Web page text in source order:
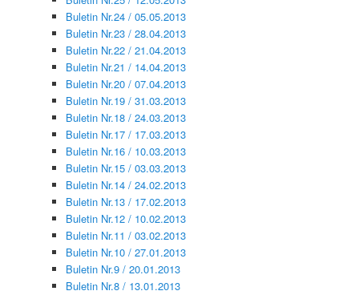
Buletin Nr.24 / 05.05.2013
Buletin Nr.23 / 28.04.2013
Buletin Nr.22 / 21.04.2013
Buletin Nr.21 / 14.04.2013
Buletin Nr.20 / 07.04.2013
Buletin Nr.19 / 31.03.2013
Buletin Nr.18 / 24.03.2013
Buletin Nr.17 / 17.03.2013
Buletin Nr.16 / 10.03.2013
Buletin Nr.15 / 03.03.2013
Buletin Nr.14 / 24.02.2013
Buletin Nr.13 / 17.02.2013
Buletin Nr.12 / 10.02.2013
Buletin Nr.11 / 03.02.2013
Buletin Nr.10 / 27.01.2013
Buletin Nr.9 / 20.01.2013
Buletin Nr.8 / 13.01.2013